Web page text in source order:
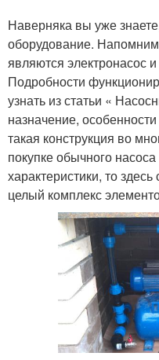
Наверняка вы уже
оборудование.
являются электронасос
Подробности
узнать из статьи «
назначение,
такая конструкция во
покупке обычного
характеристики, то
целый комплекс